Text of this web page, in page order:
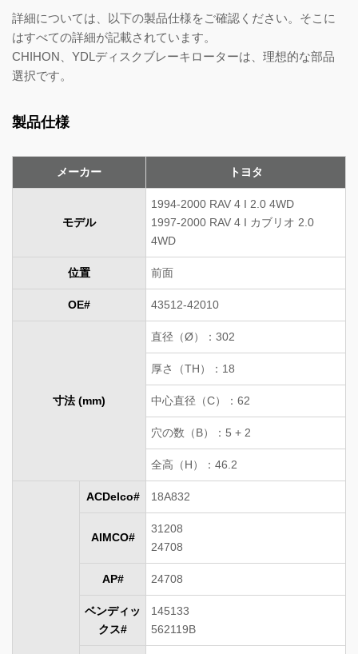
詳細については、以下の製品仕様をご確認ください。そこに
はすべての詳細が記載されています。
CHIHON、YDLディスクブレーキローターは、理想的な部品
選択です。
製品仕様
メーカー トヨタ
モデル
1994-2000 RAV 4 I 2.0 4WD
1997-2000 RAV 4 I カブリオ 2.0
4WD
位置 前面
OE# 43512-42010
寸法 (mm)
直径（Ø）：302
厚さ（TH）：18
中心直径（C）：62
穴の数（B）：5 + 2
全高（H）：46.2
ACDelco# 18A832
AIMCO#
31208
24708
AP# 24708
ベンディッ
クス#
145133
562119B